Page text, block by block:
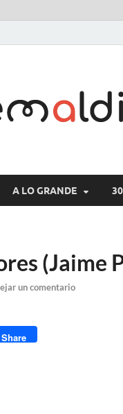
A LO GRANDE
(Jaime
un comentario
Share